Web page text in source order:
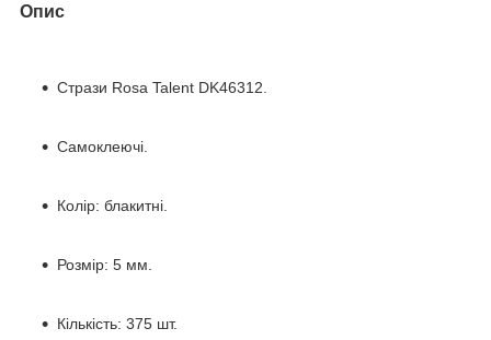
Опис
Стрази Rosa Talent DK46312.
Самоклеючі.
Колір: блакитні.
Розмір: 5 мм.
Кількість: 375 шт.